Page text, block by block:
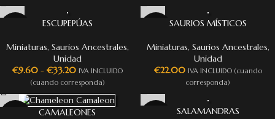
ESCUPEPÚAS
Miniaturas, Saurios Ancestrales,
Unidad
€9.60 - €33.20 IVA INCLUIDO
(cuando corresponda)
SAURIOS MÍSTICOS
Miniaturas, Saurios Ancestrales,
Unidad
€22.00 IVA INCLUIDO (cuando
corresponda)
CAMALEONES SALAMANDRAS